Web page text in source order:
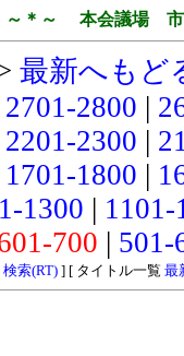
～＊～ 本会議場 市
最新へもど
2701-2800 |
2201-2300 |
1701-1800 |
1300 |
700 |
検索(RT)] [ タイトル一覧 最